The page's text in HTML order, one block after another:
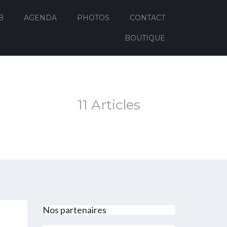
AGENDA PHOTOS CONTACT
BOUTIQUE
11 Articles
Nos partenaires